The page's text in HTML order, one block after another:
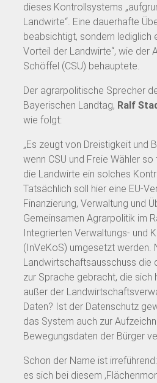
dieses Kontrollsystems
Landwirte“. Eine dauerhafte
beabsichtigt, sondern lediglich
Vorteil der Landwirte“, wie der
Schöffel (CSU) behauptete.
Der agrarpolitische Sprecher
Bayerischen Landtag, Ralf
wie folgt:
„Es zeugt von Dreistigkeit und
wenn CSU und Freie Wähler
die Landwirte ein solches
Tatsächlich soll hier eine EU-
Finanzierung, Verwaltung und
Gemeinsamen Agrarpolitik im
Integrierten Verwaltungs- und
(InVeKoS) umgesetzt werden.
Landwirtschaftsausschuss die
zur Sprache gebracht, die sich
außer der
Daten? Ist der Datenschutz
das System auch zur
Bewegungsdaten der Bürger
Schon der Name ist
es sich bei diesem